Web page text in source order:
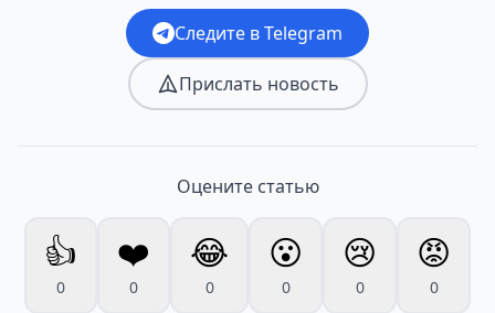
Следите в Telegram
Прислать новость
Оцените статью
👍
0
❤️
0
😂
0
😮
0
😢
0
😡
0